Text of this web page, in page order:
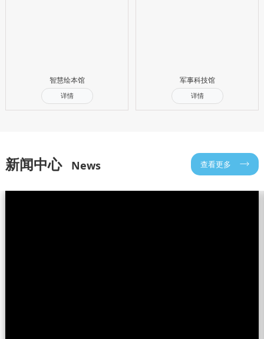
智慧绘本馆
详情
军事科技馆
详情
新闻中心 News 查看更多